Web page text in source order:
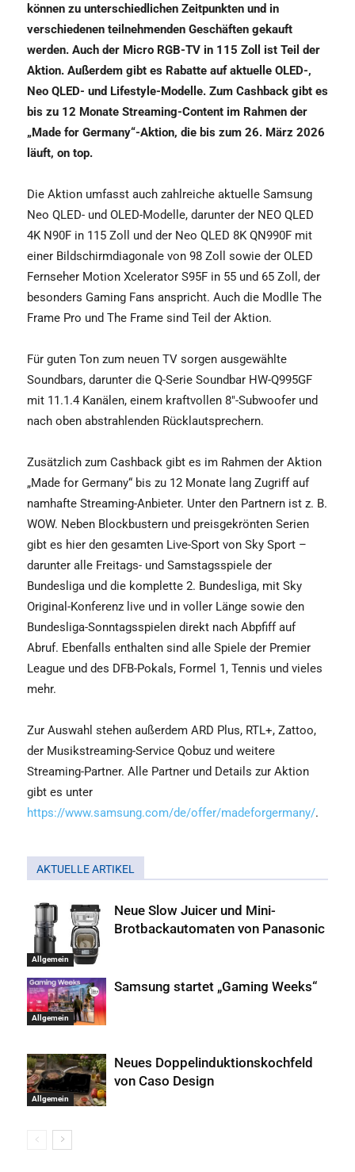
können zu unterschiedlichen Zeitpunkten und in
verschiedenen teilnehmenden Geschäften gekauft
werden. Auch der Micro RGB-TV in 115 Zoll ist Teil der
Aktion. Außerdem gibt es Rabatte auf aktuelle OLED-,
Neo QLED- und Lifestyle-Modelle. Zum Cashback gibt es
bis zu 12 Monate Streaming-Content im Rahmen der
„Made for Germany“-Aktion, die bis zum 26. März 2026
läuft, on top.
Die Aktion umfasst auch zahlreiche aktuelle Samsung
Neo QLED- und OLED-Modelle, darunter der NEO QLED
4K N90F in 115 Zoll und der Neo QLED 8K QN990F mit
einer Bildschirmdiagonale von 98 Zoll sowie der OLED
Fernseher Motion Xcelerator S95F in 55 und 65 Zoll, der
besonders Gaming Fans anspricht. Auch die Modlle The
Frame Pro und The Frame sind Teil der Aktion.
Für guten Ton zum neuen TV sorgen ausgewählte
Soundbars, darunter die Q-Serie Soundbar HW-Q995GF
mit 11.1.4 Kanälen, einem kraftvollen 8″-Subwoofer und
nach oben abstrahlenden Rücklautsprechern.
Zusätzlich zum Cashback gibt es im Rahmen der Aktion
„Made for Germany“ bis zu 12 Monate lang Zugriff auf
namhafte Streaming-Anbieter. Unter den Partnern ist z. B.
WOW. Neben Blockbustern und preisgekrönten Serien
gibt es hier den gesamten Live-Sport von Sky Sport –
darunter alle Freitags- und Samstagsspiele der
Bundesliga und die komplette 2. Bundesliga, mit Sky
Original-Konferenz live und in voller Länge sowie den
Bundesliga-Sonntagsspielen direkt nach Abpfiff auf
Abruf. Ebenfalls enthalten sind alle Spiele der Premier
League und des DFB-Pokals, Formel 1, Tennis und vieles
mehr.
Zur Auswahl stehen außerdem ARD Plus, RTL+, Zattoo,
der Musikstreaming-Service Qobuz und weitere
Streaming-Partner. Alle Partner und Details zur Aktion
gibt es unter
https://www.samsung.com/de/offer/madeforgermany/.
AKTUELLE ARTIKEL
Allgemein
Neue Slow Juicer und Mini-
Brotbackautomaten von Panasonic
Allgemein
Samsung startet „Gaming Weeks“
Allgemein
Neues Doppelinduktionskochfeld
von Caso Design